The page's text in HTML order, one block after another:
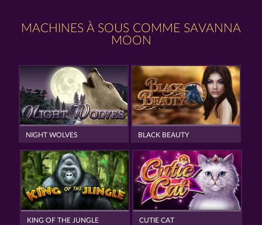
MACHINES À SOUS COMME SAVANNA
MOON
NIGHT WOLVES BLACK BEAUTY
KING OF THE JUNGLE CUTIE CAT